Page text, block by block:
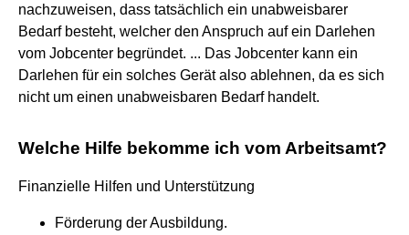
nachzuweisen, dass tatsächlich ein unabweisbarer
Bedarf besteht, welcher den Anspruch auf ein Darlehen
vom Jobcenter begründet. ... Das Jobcenter kann ein
Darlehen für ein solches Gerät also ablehnen, da es sich
nicht um einen unabweisbaren Bedarf handelt.
Welche Hilfe bekomme ich vom Arbeitsamt?
Finanzielle Hilfen und Unterstützung
Förderung der Ausbildung.